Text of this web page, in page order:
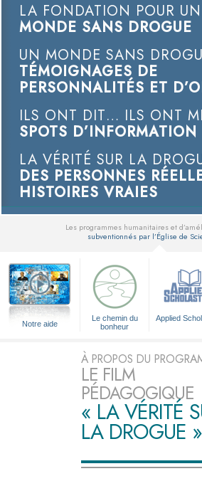
LA FONDATION POUR UN
MONDE SANS DROGUE
UN MONDE SANS
TÉMOIGNAGES DE
PERSONNALITÉS ET
ILS ONT DIT… ILS ONT
SPOTS D’INFORMATION
LA VÉRITÉ SUR LA
DES PERSONNES
HISTOIRES VRAIES
Les programmes humanitaires et
subventionnés par l’Église de
Notre aide
Le chemin du
bonheur
Applied
À PROPOS DU
LE FILM
PÉDAGOGIQUE
« LA VÉRITÉ
LA DROGUE »